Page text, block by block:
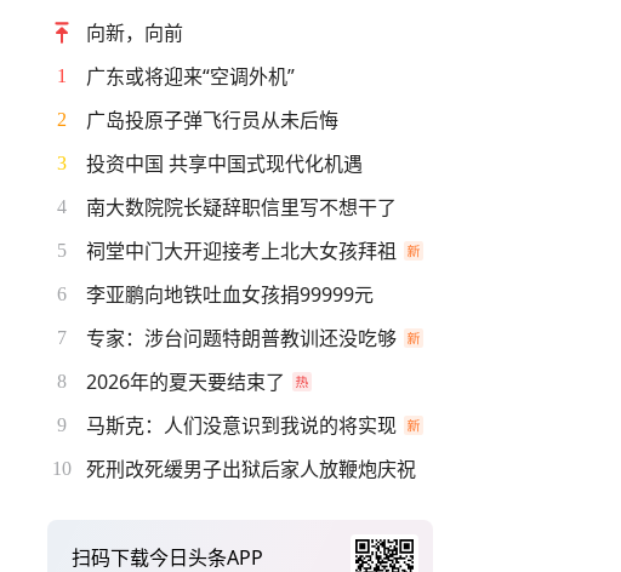
向新，向前
1 广东或将迎来“空调外机”
2 广岛投原子弹飞行员从未后悔
3 投资中国 共享中国式现代化机遇
4 南大数院院长疑辞职信里写不想干了
5 祠堂中门大开迎接考上北大女孩拜祖
6 李亚鹏向地铁吐血女孩捐99999元
7 专家：涉台问题特朗普教训还没吃够
8 2026年的夏天要结束了
9 马斯克：人们没意识到我说的将实现
10 死刑改死缓男子出狱后家人放鞭炮庆祝
扫码下载今日头条APP